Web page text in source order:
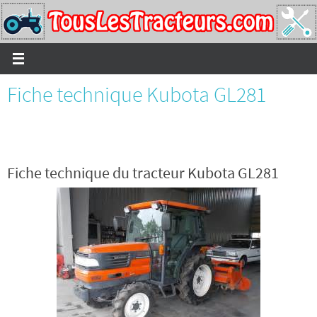
Passer
vers
le
contenu
Fiche technique Kubota GL281
Fiche technique du tracteur Kubota GL281